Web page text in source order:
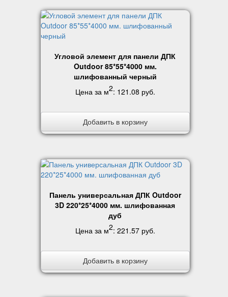
Угловой элемент для панели ДПК
Outdoor 85*55*4000 мм.
шлифованный черный
Цена за м2: 121.08 руб.
Добавить в корзину
Панель универсальная ДПК Outdoor
3D 220*25*4000 мм. шлифованная
дуб
Цена за м2: 221.57 руб.
Добавить в корзину